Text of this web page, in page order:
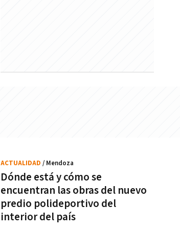
Dónde está y cómo se
encuentran las obras del nuevo
predio polideportivo del
interior del país
ACTUALIDAD / Mendoza